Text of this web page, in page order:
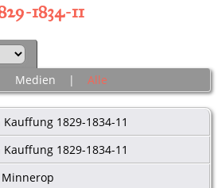
1834-11
Medien | Alle
1829-1834-11
1829-1834-11